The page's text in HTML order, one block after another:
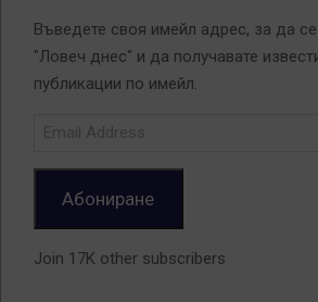
Въведете своя имейл адрес, за да
"Ловеч днес" и да получавате
публикации по имейл.
Абониране
Join 17K other subscribers